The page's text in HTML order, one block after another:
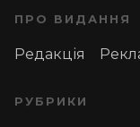
ПРО ВИДАННЯ
Редакція
РУБРИКИ